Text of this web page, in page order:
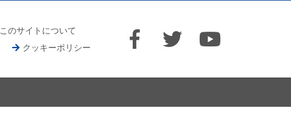
このサイトについて
クッキーポリシー